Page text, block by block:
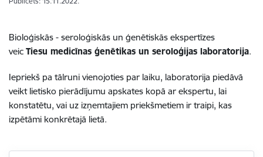
Bioloģiskās - seroloģiskās un ģenētiskās ekspertīzes
veic Tiesu medicīnas ģenētikas un seroloģijas laboratorija.
Iepriekš pa tālruni vienojoties par laiku, laboratorija piedāvā
veikt lietisko pierādījumu apskates kopā ar ekspertu, lai
konstatētu, vai uz izņemtajiem priekšmetiem ir traipi, kas
izpētāmi konkrētajā lietā.